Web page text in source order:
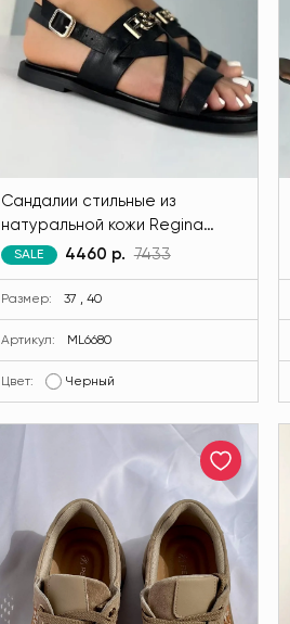
Сандалии стильные из
натуральной кожи Regina
Bottini черного цвета MODLAV
SALE 4460 р. 7433
Размер: 37 , 40
Артикул: ML6680
Цвет: Черный